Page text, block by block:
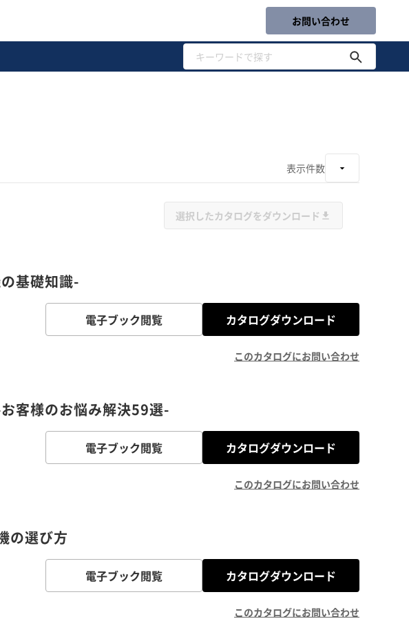
お問い合わせ
表示件数
選択したカタログをダウンロード
基礎知識-
電子ブック閲覧 カタログダウンロード
このカタログにお問い合わせ
様のお悩み解決59選-
電子ブック閲覧 カタログダウンロード
このカタログにお問い合わせ
の選び方
電子ブック閲覧 カタログダウンロード
このカタログにお問い合わせ